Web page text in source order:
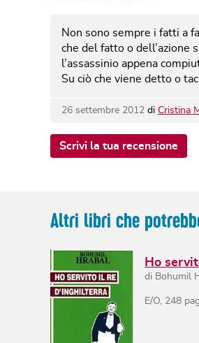
Non sono sempre i fatti a
che del fatto o dell’azione
l’assassinio appena
Su ciò che viene detto o
26 settembre 2012 di Cristina
Scrivi la tua recensione
Altri libri che
Ho
di Bohumil
E/O, 248